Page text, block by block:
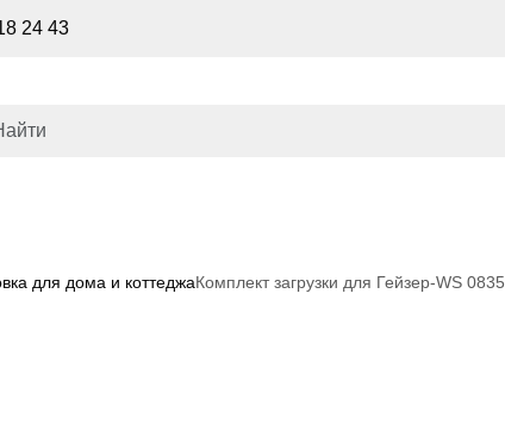
24 43
для дома и коттеджаКомплект загрузки для Гейзер-WS 0835